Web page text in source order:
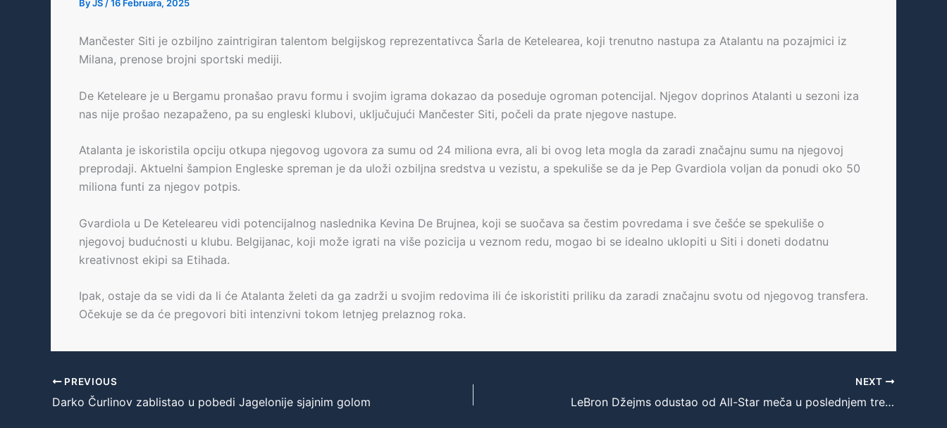
ByJS /16 Februara, 2025
Mančester Siti je ozbiljno zaintrigiran talentom belgijskog reprezentativca Šarla de Ketelearea, koji trenutno nastupa za Atalantu na pozajmici iz
Milana, prenose brojni sportski mediji.
De Keteleare je u Bergamu pronašao pravu formu i svojim igrama dokazao da poseduje ogroman potencijal. Njegov doprinos Atalanti u sezoni iza
nas nije prošao nezapaženo, pa su engleski klubovi, uključujući Mančester Siti, počeli da prate njegove nastupe.
Atalanta je iskoristila opciju otkupa njegovog ugovora za sumu od 24 miliona evra, ali bi ovog leta mogla da zaradi značajnu sumu na njegovoj
preprodaji. Aktuelni šampion Engleske spreman je da uloži ozbiljna sredstva u vezistu, a spekuliše se da je Pep Gvardiola voljan da ponudi oko 50
miliona funti za njegov potpis.
Gvardiola u De Keteleareu vidi potencijalnog naslednika Kevina De Brujnea, koji se suočava sa čestim povredama i sve češće se spekuliše o
njegovoj budućnosti u klubu. Belgijanac, koji može igrati na više pozicija u veznom redu, mogao bi se idealno uklopiti u Siti i doneti dodatnu
kreativnost ekipi sa Etihada.
Ipak, ostaje da se vidi da li će Atalanta želeti da ga zadrži u svojim redovima ili će iskoristiti priliku da zaradi značajnu svotu od njegovog transfera.
Očekuje se da će pregovori biti intenzivni tokom letnjeg prelaznog roka.
PREVIOUS
Darko Čurlinov zablistao u pobedi Jagelonije sjajnim golom
NEXT
LeBron Džejms odustao od All-Star meča u poslednjem trenutku zbog povrede